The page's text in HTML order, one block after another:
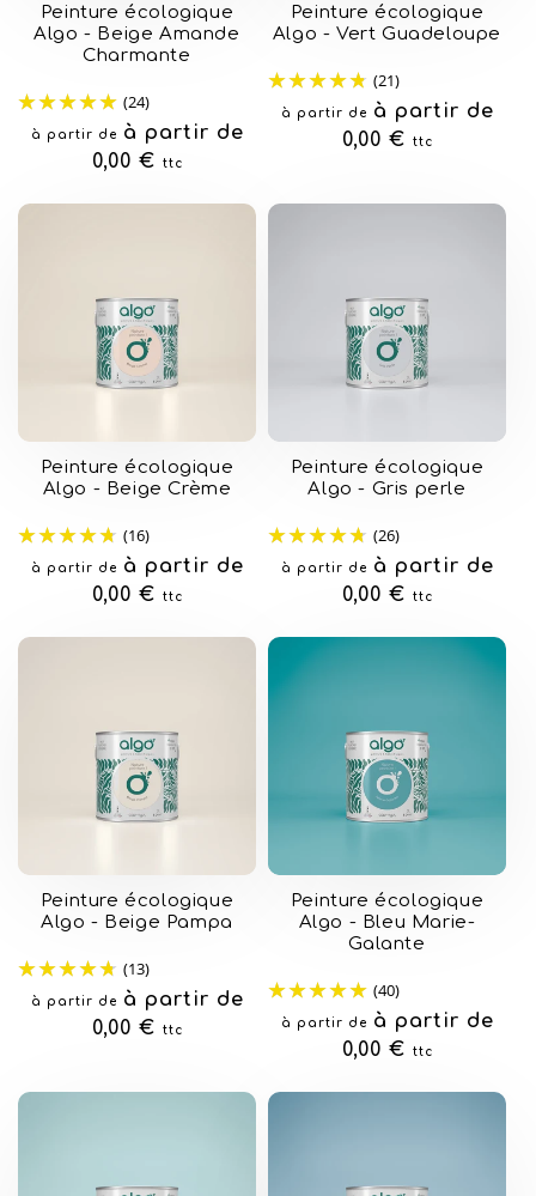
Peinture écologique
Algo - Beige Amande
Charmante
(24)
Prix
habituel
à partir de
à partir de
0,00 €
ttc
Peinture écologique
Algo - Vert Guadeloupe
(21)
Prix
habituel
à partir de
à partir de
0,00 €
ttc
Peinture écologique
Algo - Beige Crème
(16)
Prix
habituel
à partir de
à partir de
0,00 €
ttc
Peinture écologique
Algo - Gris perle
(26)
Prix
habituel
à partir de
à partir de
0,00 €
ttc
Peinture écologique
Algo - Beige Pampa
(13)
Prix
habituel
à partir de
à partir de
0,00 €
ttc
Peinture écologique
Algo - Bleu Marie-
Galante
(40)
Prix
habituel
à partir de
à partir de
0,00 €
ttc